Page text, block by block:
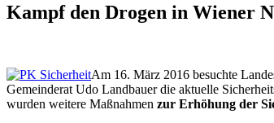
Kampf den Drogen in Wiener
Am 16. März 2016 besuchte
Gemeinderat Udo Landbauer die aktuelle
wurden weitere Maßnahmen zur Erhöhung der